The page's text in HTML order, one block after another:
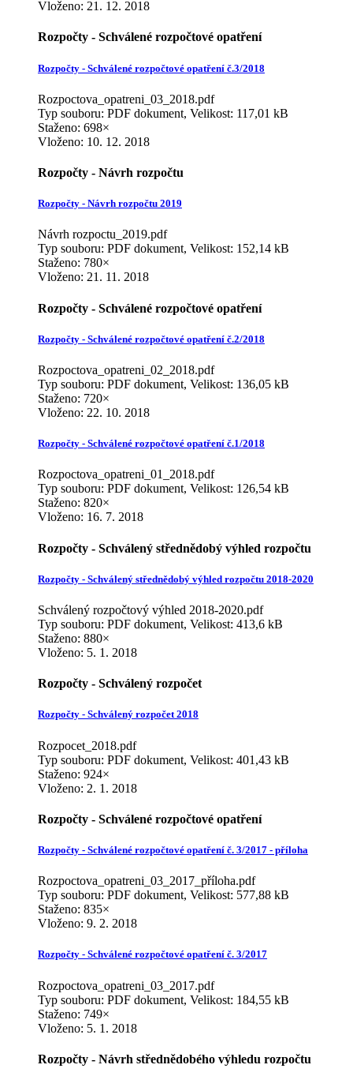
Vloženo: 21. 12. 2018
Rozpočty - Schválené rozpočtové opatření
Rozpočty - Schválené rozpočtové opatření č.3/2018
Rozpoctova_opatreni_03_2018.pdf
Typ souboru: PDF dokument, Velikost: 117,01 kB
Staženo: 698×
Vloženo: 10. 12. 2018
Rozpočty - Návrh rozpočtu
Rozpočty - Návrh rozpočtu 2019
Návrh rozpoctu_2019.pdf
Typ souboru: PDF dokument, Velikost: 152,14 kB
Staženo: 780×
Vloženo: 21. 11. 2018
Rozpočty - Schválené rozpočtové opatření
Rozpočty - Schválené rozpočtové opatření č.2/2018
Rozpoctova_opatreni_02_2018.pdf
Typ souboru: PDF dokument, Velikost: 136,05 kB
Staženo: 720×
Vloženo: 22. 10. 2018
Rozpočty - Schválené rozpočtové opatření č.1/2018
Rozpoctova_opatreni_01_2018.pdf
Typ souboru: PDF dokument, Velikost: 126,54 kB
Staženo: 820×
Vloženo: 16. 7. 2018
Rozpočty - Schválený střednědobý výhled rozpočtu
Rozpočty - Schválený střednědobý výhled rozpočtu 2018-2020
Schválený rozpočtový výhled 2018-2020.pdf
Typ souboru: PDF dokument, Velikost: 413,6 kB
Staženo: 880×
Vloženo: 5. 1. 2018
Rozpočty - Schválený rozpočet
Rozpočty - Schválený rozpočet 2018
Rozpocet_2018.pdf
Typ souboru: PDF dokument, Velikost: 401,43 kB
Staženo: 924×
Vloženo: 2. 1. 2018
Rozpočty - Schválené rozpočtové opatření
Rozpočty - Schválené rozpočtové opatření č. 3/2017 - příloha
Rozpoctova_opatreni_03_2017_příloha.pdf
Typ souboru: PDF dokument, Velikost: 577,88 kB
Staženo: 835×
Vloženo: 9. 2. 2018
Rozpočty - Schválené rozpočtové opatření č. 3/2017
Rozpoctova_opatreni_03_2017.pdf
Typ souboru: PDF dokument, Velikost: 184,55 kB
Staženo: 749×
Vloženo: 5. 1. 2018
Rozpočty - Návrh střednědobého výhledu rozpočtu